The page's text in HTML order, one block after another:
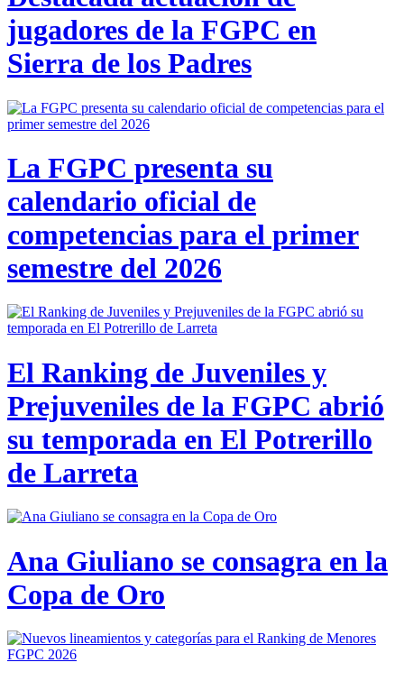
jugadores de la FGPC en
Sierra de los Padres
La FGPC presenta su
calendario oficial de
competencias para el primer
semestre del 2026
El Ranking de Juveniles y
Prejuveniles de la FGPC abrió
su temporada en El Potrerillo
de Larreta
Ana Giuliano se consagra en la
Copa de Oro